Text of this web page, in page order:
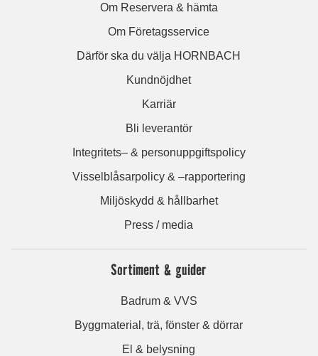
Om Reservera & hämta
Om Företagsservice
Därför ska du välja HORNBACH
Kundnöjdhet
Karriär
Bli leverantör
Integritets– & personuppgiftspolicy
Visselblåsarpolicy & –rapportering
Miljöskydd & hållbarhet
Press / media
Sortiment & guider
Badrum & VVS
Byggmaterial, trä, fönster & dörrar
El & belysning